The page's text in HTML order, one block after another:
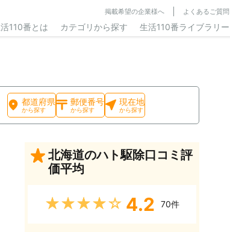
掲載希望の企業様へ よくあるご質問
110番とは カテゴリから探す 生活110番ライブラリー
都道府県
から探す
郵便番号
から探す
現在地
から探す
北海道のハト駆除口コミ評
価平均
★★★★★ 4.2 70件